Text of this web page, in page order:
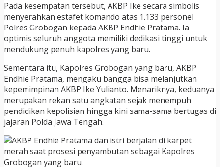
Pada kesempatan tersebut, AKBP Ike secara simbolis
menyerahkan estafet komando atas 1.133 personel
Polres Grobogan kepada AKBP Endhie Pratama. Ia
optimis seluruh anggota memiliki dedikasi tinggi untuk
mendukung penuh kapolres yang baru.
Sementara itu, Kapolres Grobogan yang baru, AKBP
Endhie Pratama, mengaku bangga bisa melanjutkan
kepemimpinan AKBP Ike Yulianto. Menariknya, keduanya
merupakan rekan satu angkatan sejak menempuh
pendidikan kepolisian hingga kini sama-sama bertugas di
jajaran Polda Jawa Tengah.